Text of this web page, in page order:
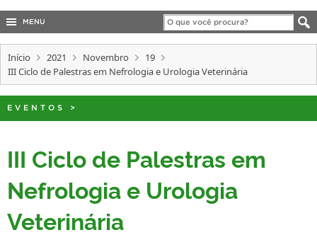
CONCURSOS
EDITAIS
INTERNACIONAL
MENU
Início 2021 Novembro
19
III Ciclo de Palestras em Nefrologia e Urologia Veterinária
EVENTOS >
III Ciclo de Palestras em
Nefrologia e Urologia
Veterinária